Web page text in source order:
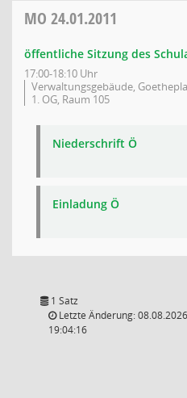
MO 24.01.2011
öffentliche Sitzung des
17:00-18:10 Uhr
Verwaltungsgebäude,
1. OG, Raum 105
Niederschrift Ö
Einladung Ö
1 Satz
Letzte Änderung: 08.08.2026
19:04:16